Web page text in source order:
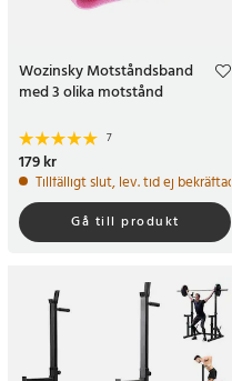
Wozinsky Motståndsband
med 3 olika motstånd
7
Pris:179 kr
179 kr
Tillfälligt slut, lev. tid ej bekräftad.
Gå till produkt